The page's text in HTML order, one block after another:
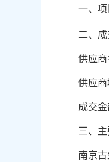
一、项
二、
供应
供应
成交金
三、
南京